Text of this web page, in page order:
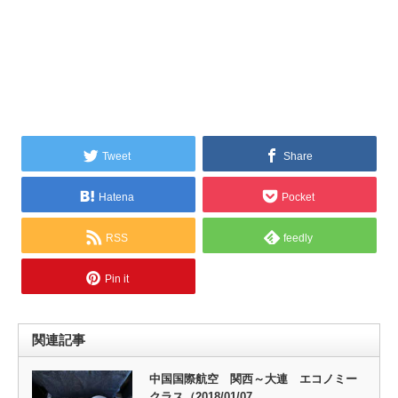
Tweet Share
Hatena Pocket
RSS feedly
Pin it
関連記事
中国国際航空 関西～大連 エコノミー